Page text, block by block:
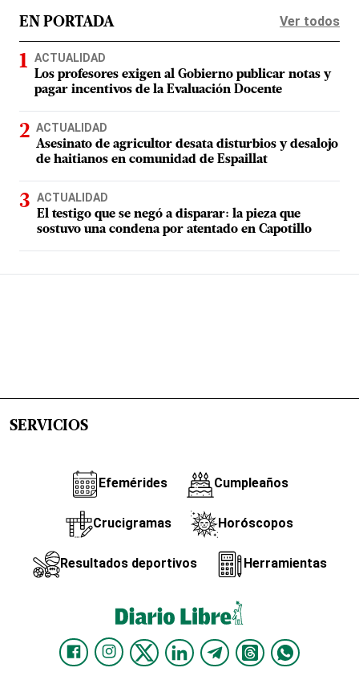
EN PORTADA Ver todos
ACTUALIDAD
Los profesores exigen al Gobierno publicar notas y
pagar incentivos de la Evaluación Docente
ACTUALIDAD
Asesinato de agricultor desata disturbios y desalojo
de haitianos en comunidad de Espaillat
ACTUALIDAD
El testigo que se negó a disparar: la pieza que
sostuvo una condena por atentado en Capotillo
SERVICIOS
Efemérides Cumpleaños
Crucigramas Horóscopos
Resultados deportivos Herramientas